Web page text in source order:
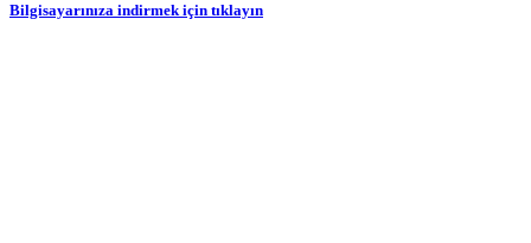
Bilgisayarınıza indirmek için tıklayın